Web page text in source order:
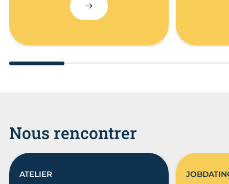
Nous rencontrer
ATELIER